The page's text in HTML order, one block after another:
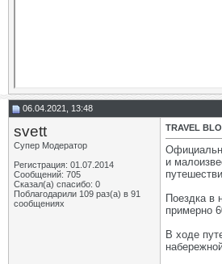
06.04.2021, 13:48
svett
Супер Модератор
Регистрация: 01.07.2014
Сообщений: 705
Сказал(а) спасибо: 0
Поблагодарили 109 раз(а) в 91
сообщениях
TRAVEL
и
Поездка в
примерно
В ходе